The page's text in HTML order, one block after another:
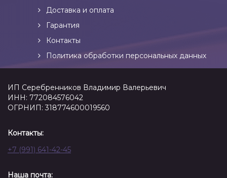
Доставка и оплата
Гарантия
Контакты
Политика обработки персональных данных
ИП Серебренников Владимир Валерьевич
ИНН: 772084576042
ОГРНИП: 318774600019560
Контакты:
+7 (991) 641-42-45
Наша почта: